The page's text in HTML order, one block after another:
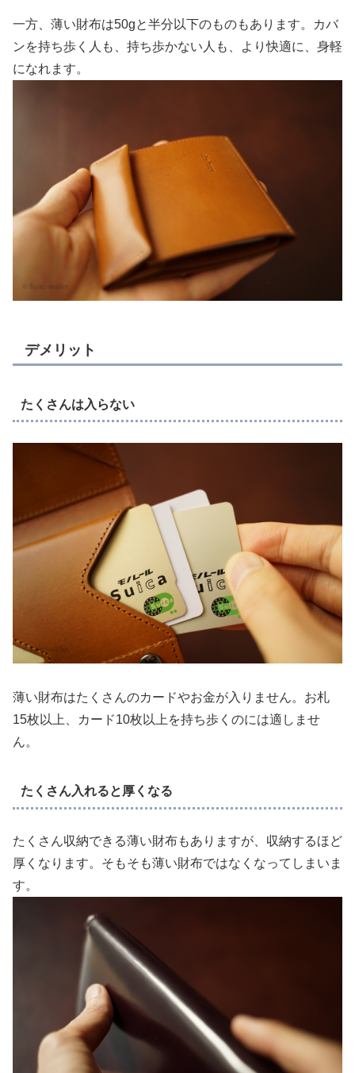
一方、薄い財布は50gと半分以下のものもあります。カバ
ンを持ち歩く人も、持ち歩かない人も、より快適に、身軽
になれます。
デメリット
たくさんは入らない
薄い財布はたくさんのカードやお金が入りません。お札
15枚以上、カード10枚以上を持ち歩くのには適しませ
ん。
たくさん入れると厚くなる
たくさん収納できる薄い財布もありますが、収納するほど
厚くなります。そもそも薄い財布ではなくなってしまいま
す。